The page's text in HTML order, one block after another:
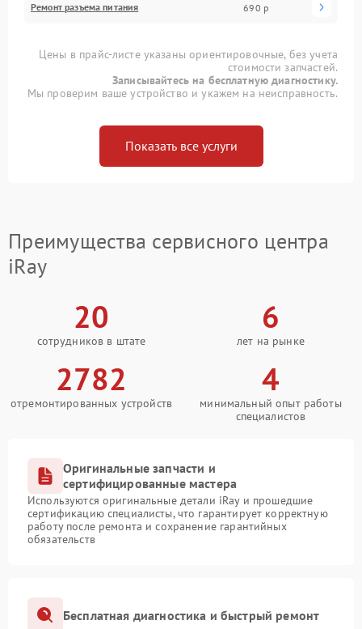
Ремонт разъема питания 690 р
Цены в прайс-листе указаны ориентировочные, без учета
стоимости запчастей.
Записывайтесь на бесплатную диагностику.
Мы проверим ваше устройство и укажем на неисправность.
Показать все услуги
Преимущества сервисного центра
iRay
20
сотрудников в штате
6
лет на рынке
2782
отремонтированных устройств
4
минимальный опыт работы
специалистов
Оригинальные запчасти и
сертифицированные мастера
Используются оригинальные детали iRay и прошедшие
сертификацию специалисты, что гарантирует корректную
работу после ремонта и сохранение гарантийных
обязательств
Бесплатная диагностика и быстрый ремонт